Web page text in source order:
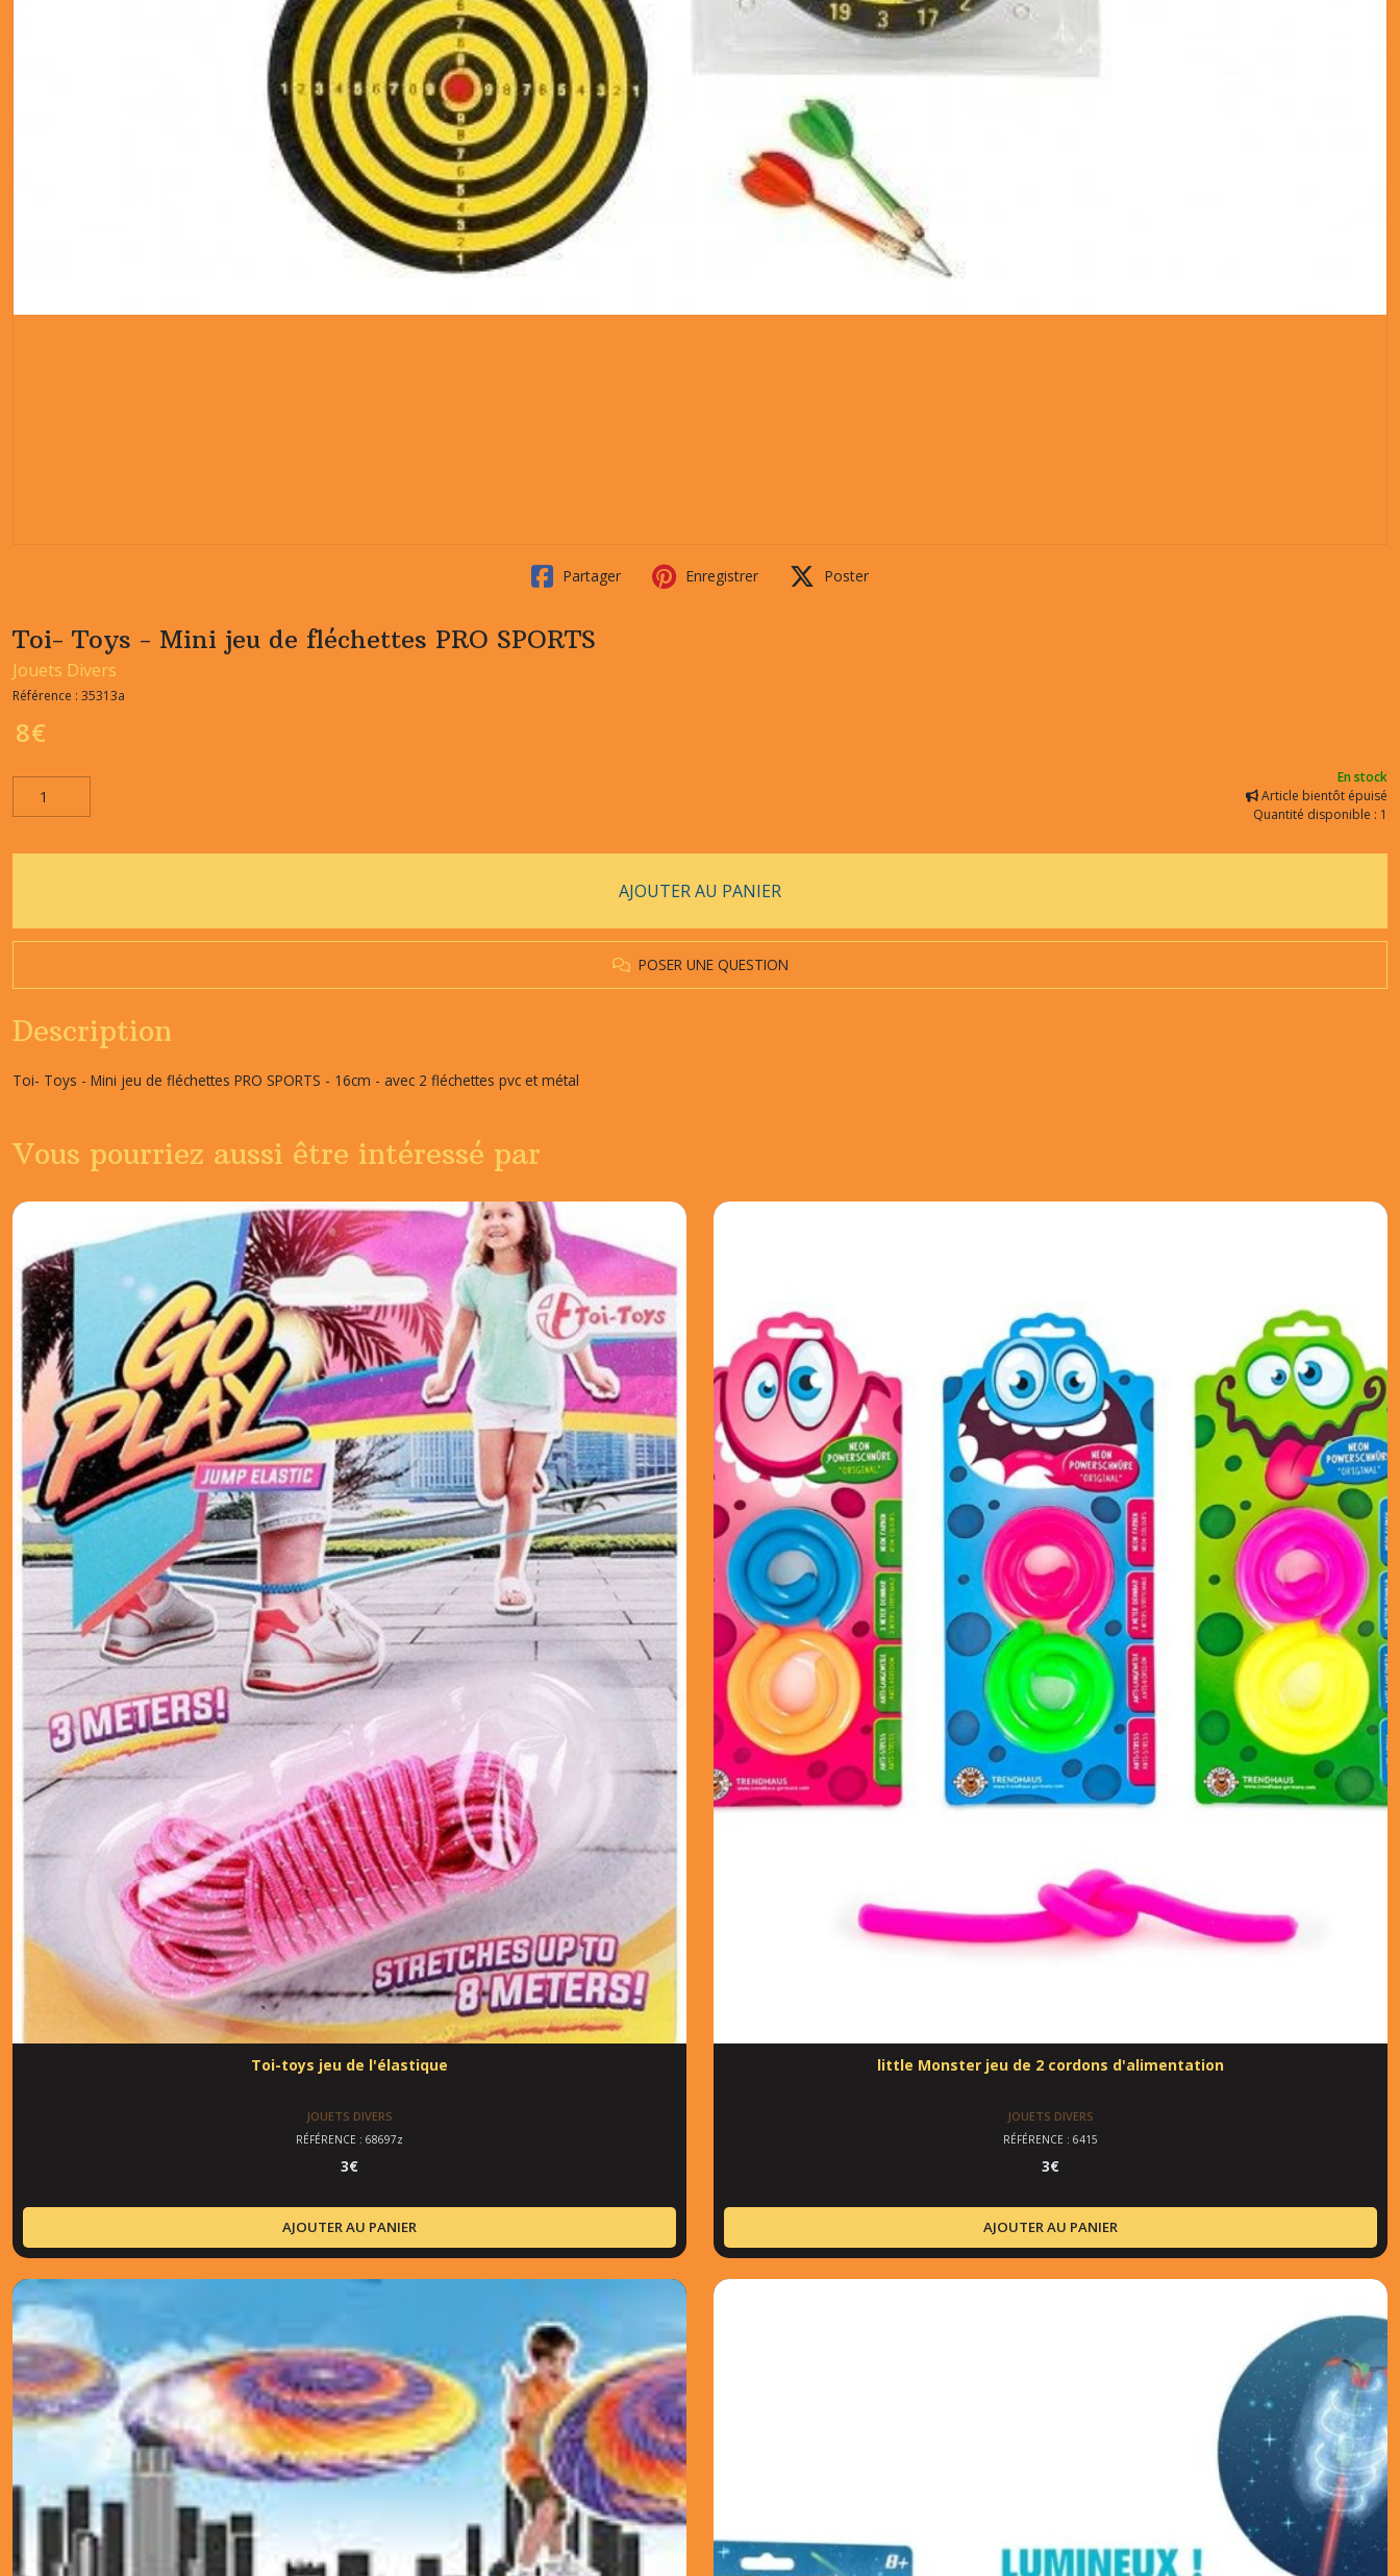
Partager Enregistrer Poster
Toi- Toys - Mini jeu de fléchettes PRO SPORTS
Jouets Divers
Référence : 35313a
8€
En stock
Article bientôt épuisé
Quantité disponible : 1
AJOUTER AU PANIER
POSER UNE QUESTION
Description
Toi- Toys - Mini jeu de fléchettes PRO SPORTS - 16cm - avec 2 fléchettes pvc et métal
Vous pourriez aussi être intéressé par
Toi-toys jeu de l'élastique
JOUETS DIVERS
RÉFÉRENCE : 68697z
3€
AJOUTER AU PANIER
little Monster jeu de 2 cordons d'alimentation
JOUETS DIVERS
RÉFÉRENCE : 6415
3€
AJOUTER AU PANIER